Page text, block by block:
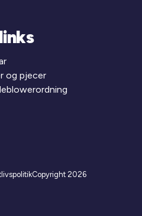
og pjecer
Copyright 2026